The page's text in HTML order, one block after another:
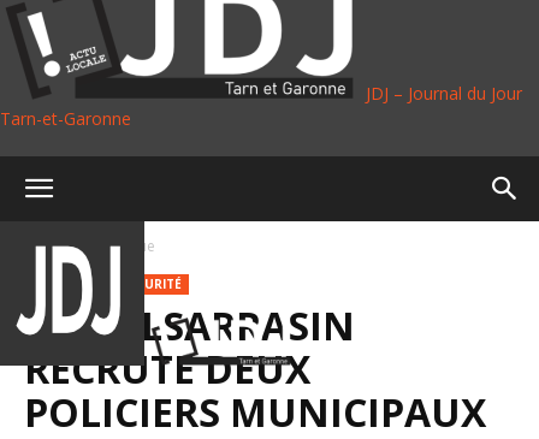
JDJ – Journal du Jour
Tarn-et-Garonne
Accueil Politique
POLITIQUE SÉCURITÉ
CASTELSARRASIN
RECRUTE DEUX
POLICIERS MUNICIPAUX